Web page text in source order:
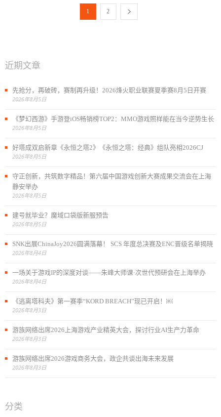
1 2
近期文章
先抢分，再破砖，赛制再升级！2026烽火职业联赛夏季赛8月5日开赛
2026年8月5日
《梦幻西游》手游登iOS畅销榜TOP2：MMO游戏照样能在当今逆势生长
2026年8月5日
好塔成双启新章《永恒之塔2》《永恒之塔：经典》组队亮相2026CJ
2026年8月5日
守正创新，共筑数字精品！第六届中国游戏创新大赛成果交流会在上海
静安举办
2026年8月5日
建号就毕业？魔域口袋版新服预告
2026年8月5日
SNK出展ChinaJoy2026圆满落幕！ SCS 年度总决赛及ENC晋级名单揭晓
2026年8月4日
一场关于游戏IP的深度对谈——朱峰大师课·次世代预研会在上海举办
2026年8月4日
《逃离塔科夫》第一赛季“KORD BREACH”现已开启！￼
2026年8月3日
游族网络出席2026上海游戏产业精英大会，探讨行业AI生产力革命
2026年8月3日
游族网络出席2026游戏商务大会，政企共谈出海未来发展
2026年8月3日
分类